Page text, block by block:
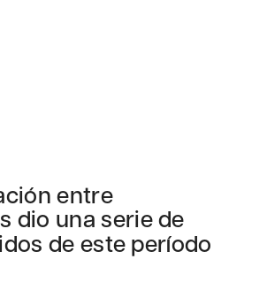
entre
dio una serie de
de este período